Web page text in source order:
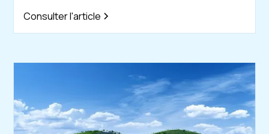
Consulter l'article